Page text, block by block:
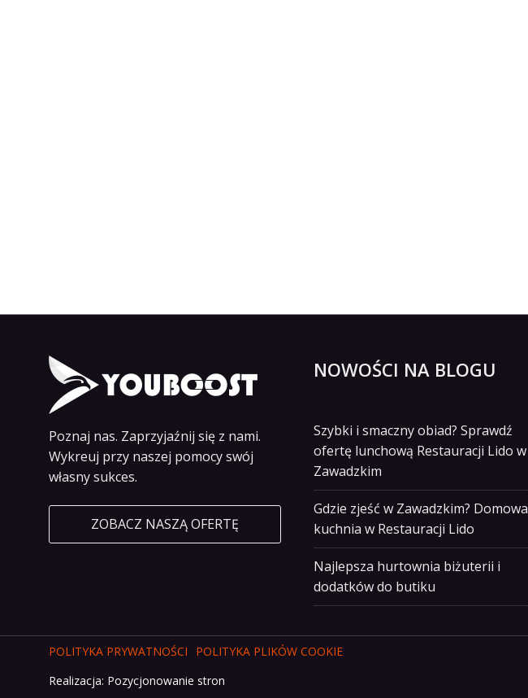
Poznaj nas. Zaprzyjaźnij się z nami.
Wykreuj przy naszej pomocy swój
własny sukces.
ZOBACZ NASZĄ OFERTĘ
NOWOŚCI NA BLOGU
Szybki i smaczny obiad? Sprawdź
ofertę lunchową Restauracji Lido w
Zawadzkim
Gdzie zjeść w Zawadzkim? Domowa
kuchnia w Restauracji Lido
Najlepsza hurtownia biżuterii i
dodatków do butiku
POLITYKA PRYWATNOŚCI
POLITYKA PLIKÓW COOKIE
Realizacja: Pozycjonowanie stron